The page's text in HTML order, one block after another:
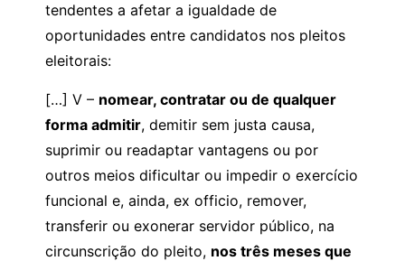
tendentes a afetar a igualdade de
oportunidades entre candidatos nos pleitos
eleitorais:
[…] V – nomear, contratar ou de qualquer
forma admitir, demitir sem justa causa,
suprimir ou readaptar vantagens ou por
outros meios dificultar ou impedir o exercício
funcional e, ainda, ex officio, remover,
transferir ou exonerar servidor público, na
circunscrição do pleito, nos três meses que